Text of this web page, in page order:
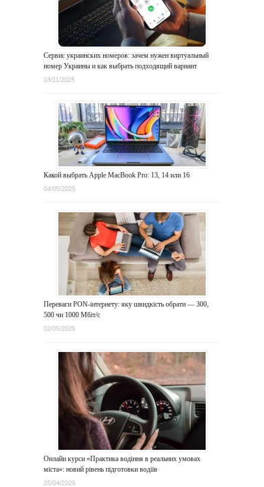
Сервис украинских номеров: зачем нужен виртуальный
номер Украины и как выбрать подходящий вариант
18/11/2025
Какой выбрать Apple MacBook Pro: 13, 14 или 16
04/05/2025
Переваги PON-інтернету: яку швидкість обрати — 300,
500 чи 1000 Мбіт/с
02/05/2025
Онлайн курси «Практика водіння в реальних умовах
міста»: новий рівень підготовки водіїв
25/04/2025